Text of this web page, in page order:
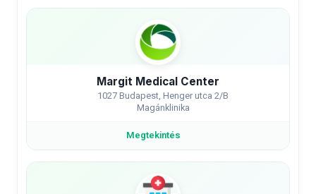
Margit Medical Center
1027 Budapest, Henger utca 2/B
Magánklinika
Megtekintés